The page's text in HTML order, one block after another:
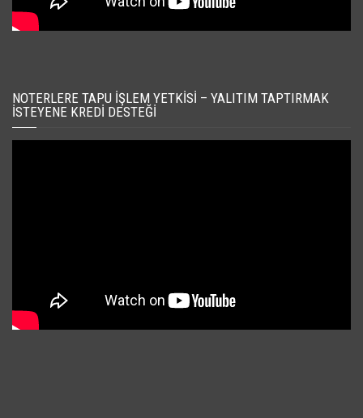
NOTERLERE TAPU İŞLEM YETKISI – YALITIM TAPTIRMAK
İSTEYENE KREDI DESTEĞI